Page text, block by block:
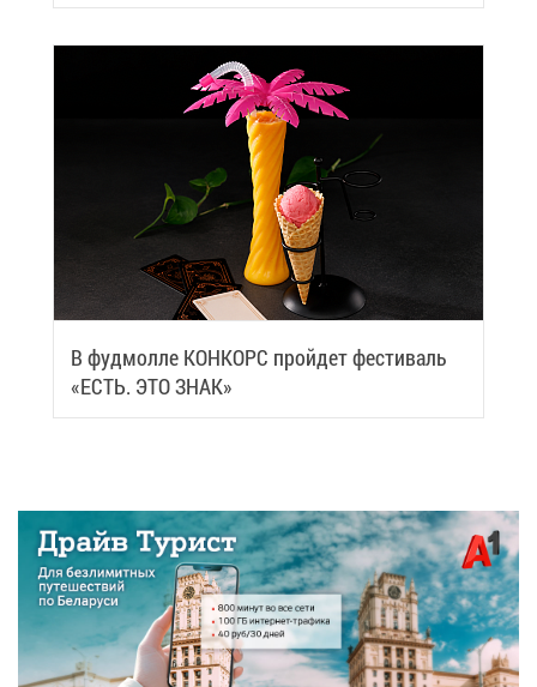
В фуд­мол­ле КОН­КОРС прой­дет фе­сти­валь
«ЕСТЬ. ЭТО ЗНАК»